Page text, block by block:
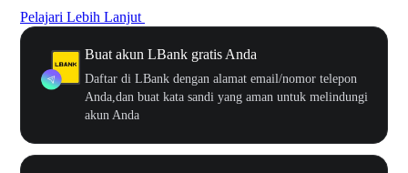
Pelajari Lebih Lanjut
Buat akun LBank gratis Anda
Daftar di LBank dengan alamat email/nomor telepon
Anda,dan buat kata sandi yang aman untuk melindungi
akun Anda